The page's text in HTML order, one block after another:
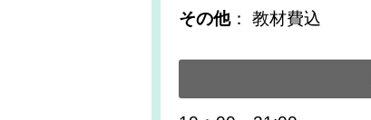
その他： 教材費込